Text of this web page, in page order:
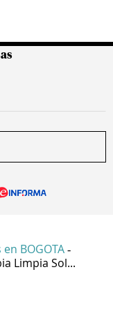
BOGOTA -
Limpia Sol...